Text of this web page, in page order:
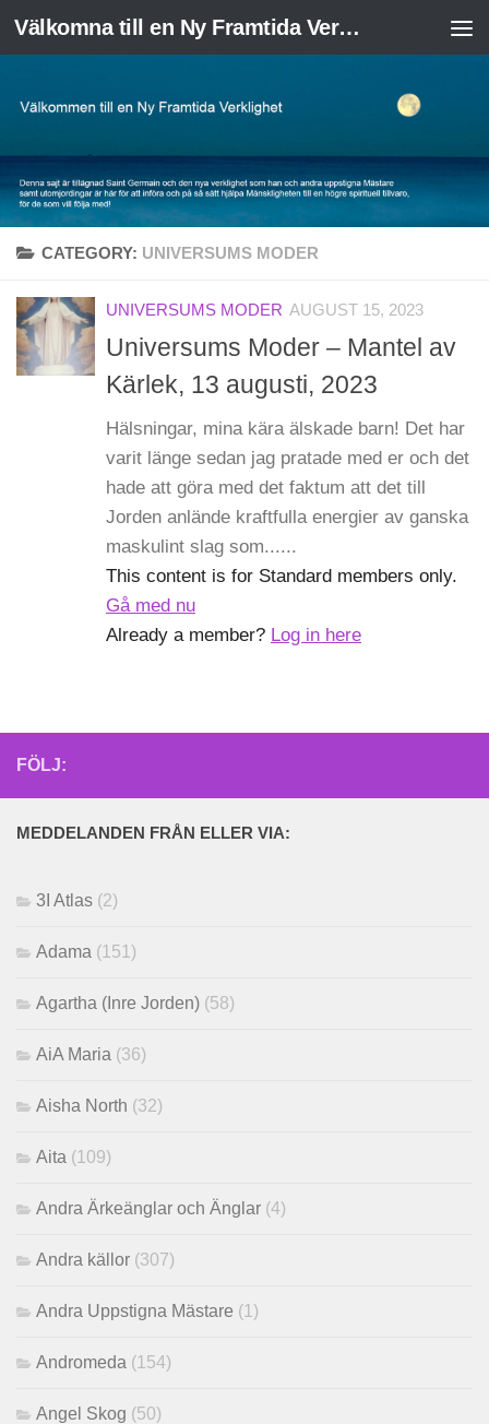
Skip to content Välkomna till en Ny Framtida Verklighet
CATEGORY: UNIVERSUMS MODER
UNIVERSUMS MODER AUGUST 15, 2023
Universums Moder – Mantel av
Kärlek, 13 augusti, 2023
Hälsningar, mina kära älskade barn! Det har
varit länge sedan jag pratade med er och det
hade att göra med det faktum att det till
Jorden anlände kraftfulla energier av ganska
maskulint slag som......
This content is for Standard members only.
Gå med nu
Already a member? Log in here
FÖLJ:
MEDDELANDEN FRÅN ELLER VIA:
3I Atlas (2)
Adama (151)
Agartha (Inre Jorden) (58)
AiA Maria (36)
Aisha North (32)
Aita (109)
Andra Ärkeänglar och Änglar (4)
Andra källor (307)
Andra Uppstigna Mästare (1)
Andromeda (154)
Angel Skog (50)